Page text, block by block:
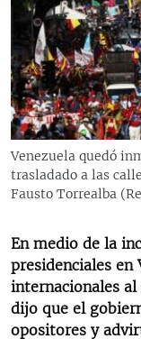
RADIO MARTÍ
ESPECIALES
ESPECIALES
LA REALIDAD DE
KENTU-CUBANO
LA INVASIÓN DE
MULTIMEDIA
EDITORIALES
SÍGUENOS
Venezuela quedó
trasladado a las
Fausto Torrealba
En medio de la
presidenciales en
internacionales al
dijo que el
opositores y